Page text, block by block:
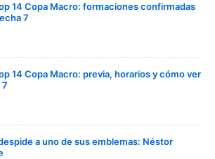
14 Copa Macro: formaciones confirmadas
7
14 Copa Macro: previa, horarios y cómo ver
7
a uno de sus emblemas: Néstor